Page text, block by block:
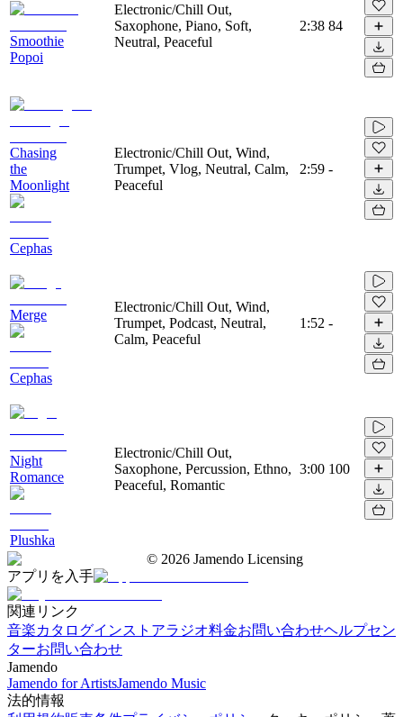
Smoothie
Popoi
Electronic/Chill Out,
Saxophone, Piano, Soft,
Neutral, Peaceful
2:38 84
Chasing
the
Moonlight
Cephas
Electronic/Chill Out, Wind,
Trumpet, Vlog, Neutral, Calm,
Peaceful
2:59 -
Merge
Cephas
Electronic/Chill Out, Wind,
Trumpet, Podcast, Neutral,
Calm, Peaceful
1:52 -
Night
Romance
Plushka
Electronic/Chill Out,
Saxophone, Percussion, Ethno,
Peaceful, Romantic
3:00 100
© 2026 Jamendo Licensing
アプリを入手
関連リンク
音楽カタログインストアラジオ料金お問い合わせヘルプセン
ターお問い合わせ
Jamendo
Jamendo for ArtistsJamendo Music
法的情報